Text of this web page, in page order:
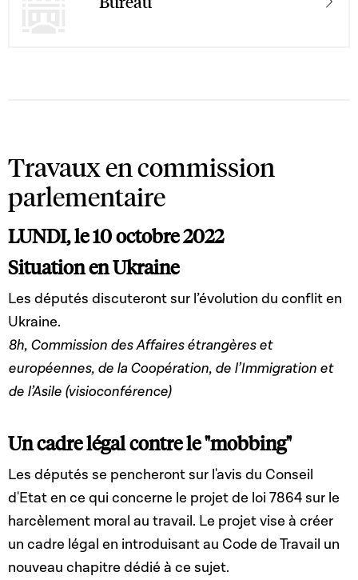
Travaux en commission
parlementaire
LUNDI, le 10 octobre 2022
Situation en Ukraine
Les députés discuteront sur l’évolution du conflit en
Ukraine.
8h, Commission des Affaires étrangères et
européennes, de la Coopération, de l’Immigration et
de l’Asile (visioconférence)
Un cadre légal contre le "mobbing"
Les députés se pencheront sur l'avis du Conseil
d'Etat en ce qui concerne le projet de loi 7864 sur le
harcèlement moral au travail. Le projet vise à créer
un cadre légal en introduisant au Code de Travail un
nouveau chapitre dédié à ce sujet.